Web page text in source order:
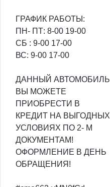
ГРАФИК РАБОТЫ:
ПН- ПТ: 8-00 19-00️
СБ : 9-00 17-00️
ВС: 9-00 17-00️
ДАННЫЙ АВТОМОБИЛЬ
ВЫ МОЖЕТЕ
ПРИОБРЕСТИ В
КРЕДИТ НА ВЫГОДНЫХ
УСЛОВИЯХ ПО 2- М
ДОКУМЕНТАМ!
ОФОРМЛЕНИЕ В ДЕНЬ
ОБРАЩЕНИЯ!